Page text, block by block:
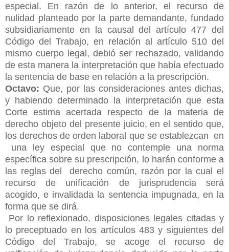
especial. En razón de lo anterior, el recurso de
nulidad planteado por la parte demandante, fundado
subsidiariamente en la causal del artículo 477 del
Código del Trabajo, en relación al artículo 510 del
mismo cuerpo legal, debió ser rechazado, validando
de esta manera la interpretación que había efectuado
la sentencia de base en relación a la prescripción.
Octavo: Que, por las consideraciones antes dichas,
y habiendo determinado la interpretación que esta
Corte estima acertada respecto de la materia de
derecho objeto del presente juicio, en el sentido que,
los derechos de orden laboral que se establezcan en
una ley especial que no contemple una norma
específica sobre su prescripción, lo harán conforme a
las reglas del derecho común, razón por la cual el
recurso de unificación de jurisprudencia será
acogido, e invalidada la sentencia impugnada, en la
forma que se dirá.
Por lo reflexionado, disposiciones legales citadas y
lo preceptuado en los artículos 483 y siguientes del
Código del Trabajo, se acoge el recurso de